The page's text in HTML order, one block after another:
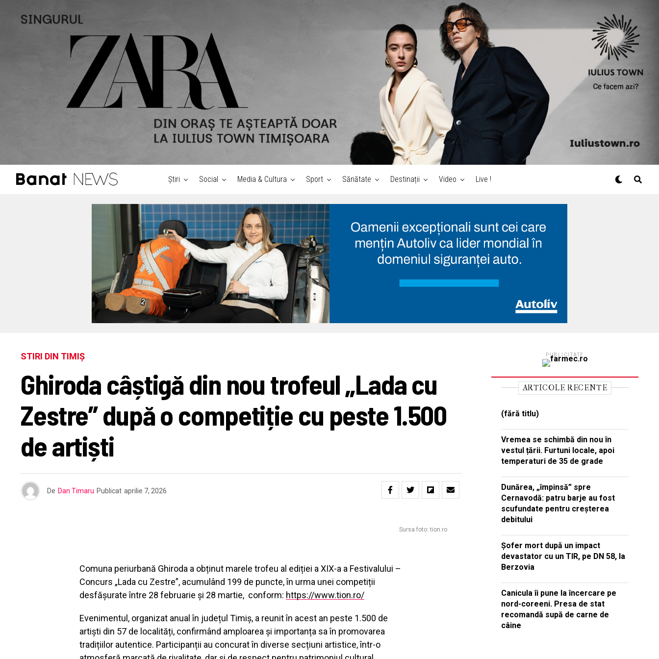
Știri Social Media & Cultura Sport Sănătate Destinații Video Live !
STIRI DIN TIMIȘ
Ghiroda câștigă din nou trofeul „Lada cu
Zestre” după o competiție cu peste 1.500
de artiști
De Dan Timaru Publicat aprilie 7, 2026
Sursa foto: tion.ro
Comuna periurbană Ghiroda a obținut marele trofeu al ediției a XIX-a a Festivalului –
Concurs „Lada cu Zestre”, acumulând 199 de puncte, în urma unei competiții
desfășurate între 28 februarie și 28 martie, conform: https://www.tion.ro/
Evenimentul, organizat anual în județul Timiș, a reunit în acest an peste 1.500 de
artiști din 57 de localități, confirmând amploarea și importanța sa în promovarea
tradițiilor autentice. Participanții au concurat în diverse secțiuni artistice, într-o
PUBLICITATE
ARTICOLE RECENTE
(fără titlu)
Vremea se schimbă din nou în
vestul țării. Furtuni locale, apoi
temperaturi de 35 de grade
Dunărea, „împinsă” spre
Cernavodă: patru barje au fost
scufundate pentru creșterea
debitului
Șofer mort după un impact
devastator cu un TIR, pe DN 58, la
Berzovia
Canicula îi pune la încercare pe
nord-coreeni. Presa de stat
recomandă supă de carne de
câine